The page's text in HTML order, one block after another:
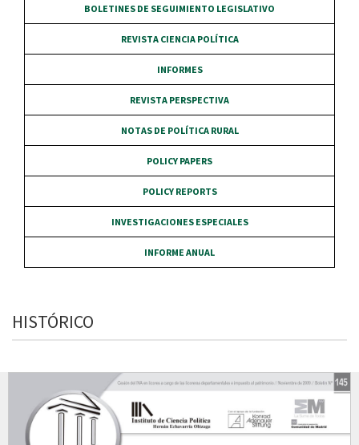
BOLETINES DE SEGUIMIENTO LEGISLATIVO
REVISTA CIENCIA POLÍTICA
INFORMES
REVISTA PERSPECTIVA
NOTAS DE POLÍTICA RURAL
POLICY PAPERS
POLICY REPORTS
INVESTIGACIONES ESPECIALES
INFORME ANUAL
HISTÓRICO